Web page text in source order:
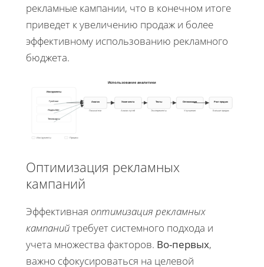
рекламные кампании, что в конечном итоге
приведет к увеличению продаж и более
эффективному использованию рекламного
бюджета.
Использование аналитики
Инструменты
ГуглАнал
ЯндексМет
Теплокарты
Анализ Узкие места Тесты Оптимизация Рост продаж
Показатели Анализ путей Эксперименты Улучшения Больше продаж
Инструменты Процесс
Оптимизация рекламных
кампаний
Эффективная оптимизация рекламных
кампанийтребует системного подхода и
учета множества факторов. Во-первых,
важно сфокусироваться на целевой